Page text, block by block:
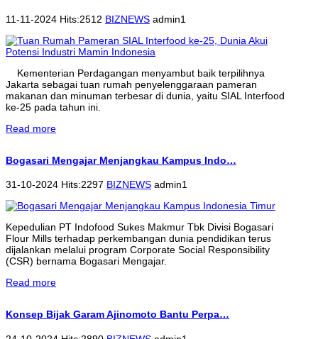
11-11-2024 Hits:2512 BIZNEWS admin1
Kementerian Perdagangan menyambut baik terpilihnya
Jakarta sebagai tuan rumah penyelenggaraan pameran
makanan dan minuman terbesar di dunia, yaitu SIAL Interfood
ke-25 pada tahun ini.
Read more
Bogasari Mengajar Menjangkau Kampus Indo…
31-10-2024 Hits:2297 BIZNEWS admin1
Kepedulian PT Indofood Sukes Makmur Tbk Divisi Bogasari
Flour Mills terhadap perkembangan dunia pendidikan terus
dijalankan melalui program Corporate Social Responsibility
(CSR) bernama Bogasari Mengajar.
Read more
Konsep Bijak Garam Ajinomoto Bantu Perpa…